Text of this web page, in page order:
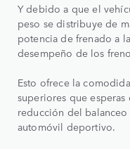
Y debido a que el
peso se distribuye de
potencia de frenado a
desempeño de los
Esto ofrece la
superiores que esperas
reducción del
automóvil deportivo.